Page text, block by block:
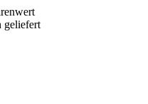
geliefert